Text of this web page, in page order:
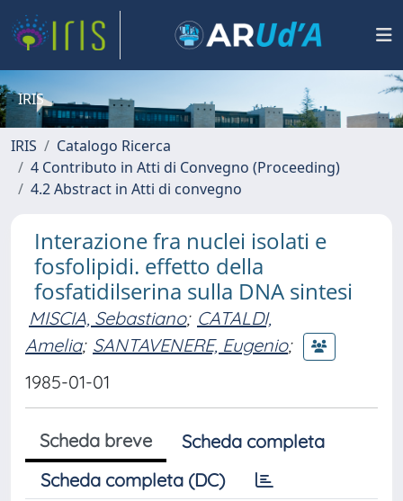
IRIS
IRIS
Catalogo Ricerca
4 Contributo in Atti di Convegno (Proceeding)
4.2 Abstract in Atti di convegno
Interazione fra nuclei isolati e
fosfolipidi. effetto della
fosfatidilserina sulla DNA sintesi
MISCIA, Sebastiano; CATALDI,
Amelia; SANTAVENERE, Eugenio;
1985-01-01
Scheda breve
Scheda completa
Scheda completa (DC)